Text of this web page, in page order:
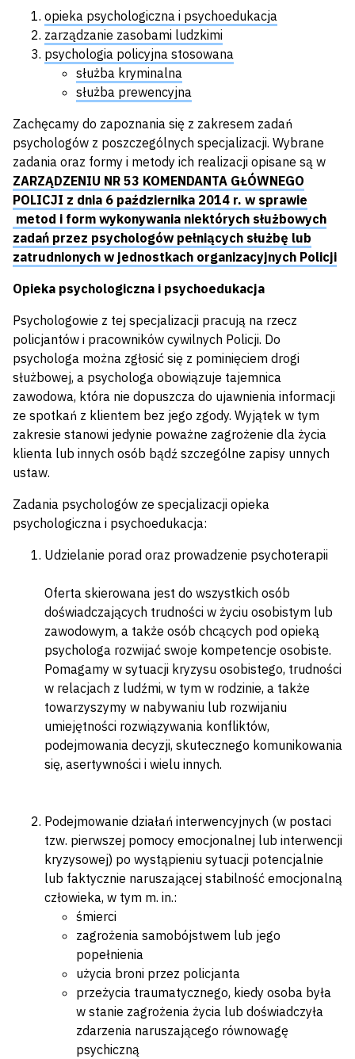
opieka psychologiczna i psychoedukacja
zarządzanie zasobami ludzkimi
psychologia policyjna stosowana
służba kryminalna
służba prewencyjna
Zachęcamy do zapoznania się z zakresem zadań
psychologów z poszczególnych specjalizacji. Wybrane
zadania oraz formy i metody ich realizacji opisane są w
ZARZĄDZENIU NR 53 KOMENDANTA GŁÓWNEGO
POLICJI z dnia 6 października 2014 r. w sprawie
metod i form wykonywania niektórych służbowych
zadań przez psychologów pełniących służbę lub
zatrudnionych w jednostkach organizacyjnych Policji
Opieka psychologiczna i psychoedukacja
Psychologowie z tej specjalizacji pracują na rzecz
policjantów i pracowników cywilnych Policji. Do
psychologa można zgłosić się z pominięciem drogi
służbowej, a psychologa obowiązuje tajemnica
zawodowa, która nie dopuszcza do ujawnienia informacji
ze spotkań z klientem bez jego zgody. Wyjątek w tym
zakresie stanowi jedynie poważne zagrożenie dla życia
klienta lub innych osób bądź szczególne zapisy unnych
ustaw.
Zadania psychologów ze specjalizacji opieka
psychologiczna i psychoedukacja:
Udzielanie porad oraz prowadzenie psychoterapii
Oferta skierowana jest do wszystkich osób
doświadczających trudności w życiu osobistym lub
zawodowym, a także osób chcących pod opieką
psychologa rozwijać swoje kompetencje osobiste.
Pomagamy w sytuacji kryzysu osobistego, trudności
w relacjach z ludźmi, w tym w rodzinie, a także
towarzyszymy w nabywaniu lub rozwijaniu
umiejętności rozwiązywania konfliktów,
podejmowania decyzji, skutecznego komunikowania
się, asertywności i wielu innych.
Podejmowanie działań interwencyjnych (w postaci
tzw. pierwszej pomocy emocjonalnej lub interwencji
kryzysowej) po wystąpieniu sytuacji potencjalnie
lub faktycznie naruszającej stabilność emocjonalną
człowieka, w tym m. in.:
śmierci
zagrożenia samobójstwem lub jego
popełnienia
użycia broni przez policjanta
przeżycia traumatycznego, kiedy osoba była
w stanie zagrożenia życia lub doświadczyła
zdarzenia naruszającego równowagę
psychiczną